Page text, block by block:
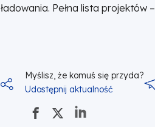
ładowania. Pełna lista projektów –
Myślisz, że komuś się przyda?
Udostępnij aktualność